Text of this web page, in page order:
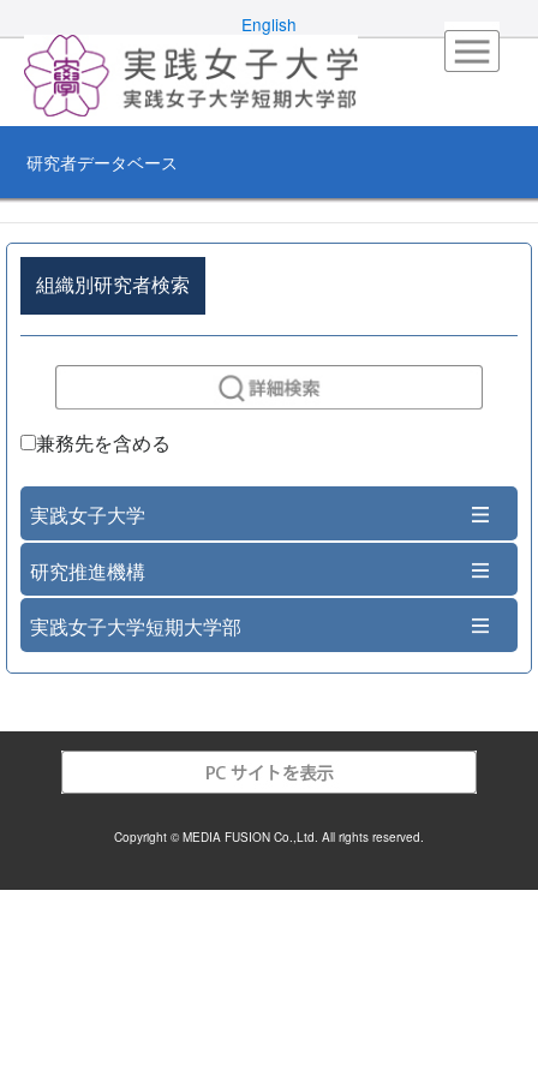
English
研究者データベース
組織別研究者検索
兼務先を含める
実践女子大学
研究推進機構
実践女子大学短期大学部
Copyright © MEDIA FUSION Co.,Ltd. All rights reserved.